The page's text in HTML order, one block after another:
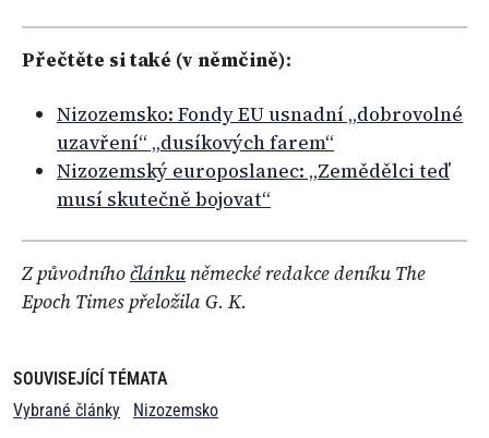
Přečtěte si také (v němčině):
Nizozemsko: Fondy EU usnadní „dobrovolné
uzavření“ „dusíkových farem“
Nizozemský europoslanec: „Zemědělci teď
musí skutečně bojovat“
Z původníhočlánku německé redakce deníku The
Epoch Times přeložila G. K.
SOUVISEJÍCÍ TÉMATA
Vybrané články
Nizozemsko